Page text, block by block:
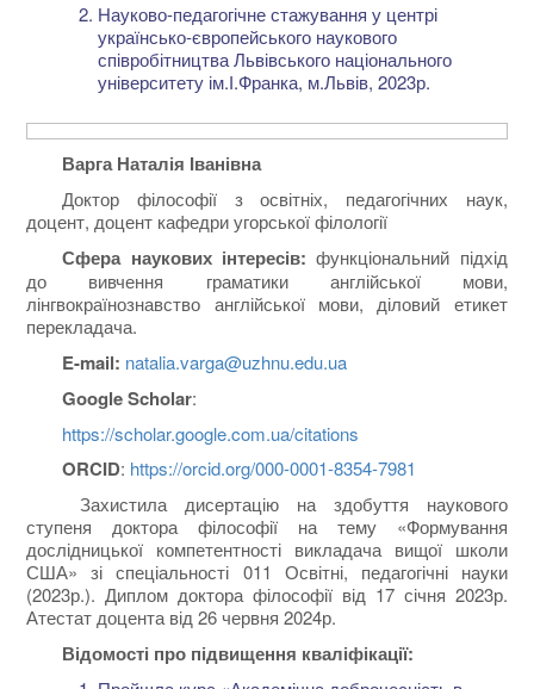
Науково-педагогічне стажування у центрі
українсько-європейського наукового
співробітництва Львівського національного
університету ім.І.Франка, м.Львів, 2023р.
Варга Наталія Іванівна
Доктор філософії з освітніх, педагогічних наук,
доцент, доцент кафедри угорської філології
Сфера наукових інтересів: функціональний підхід
до вивчення граматики англійської мови,
лінгвокраїнознавство англійської мови, діловий етикет
перекладача.
E-mail: natalia.varga@uzhnu.edu.ua
Google Scholar:
https://scholar.google.com.ua/citations
ORCID: https://orcid.org/000-0001-8354-7981
Захистила дисертацію на здобуття наукового
ступеня доктора філософії на тему «Формування
дослідницької компетентності викладача вищої школи
США» зі спеціальності 011 Освітні, педагогічні науки
(2023р.). Диплом доктора філософії від 17 січня 2023р.
Атестат доцента від 26 червня 2024р.
Відомості про підвищення кваліфікації: